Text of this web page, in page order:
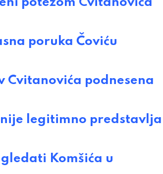
poruka Čoviću
Cvitanovića podnesena
legitimno
gledati Komšića u